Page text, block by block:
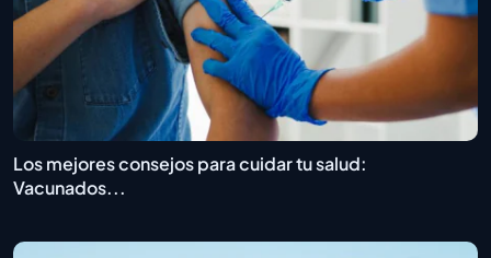
Los mejores consejos para cuidar tu salud:
Vacunados...